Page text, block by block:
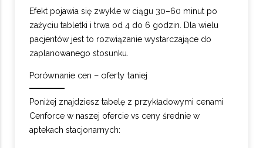
Efekt pojawia się zwykle w ciągu 30–60 minut po
zażyciu tabletki i trwa od 4 do 6 godzin. Dla wielu
pacjentów jest to rozwiązanie wystarczające do
zaplanowanego stosunku.
Porównanie cen – oferty taniej
Poniżej znajdziesz tabelę z przykładowymi cenami
Cenforce w naszej ofercie vs ceny średnie w
aptekach stacjonarnych: